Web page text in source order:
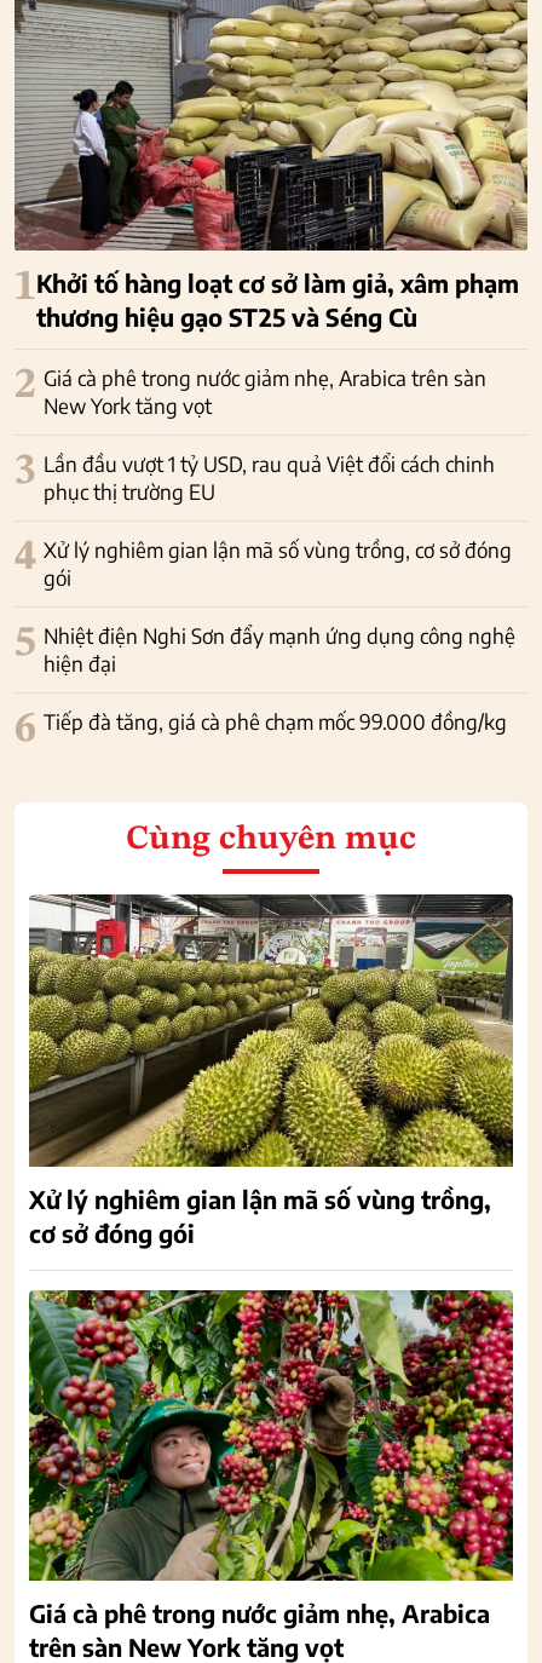
1Khởi tố hàng loạt cơ sở làm giả, xâm phạm
thương hiệu gạo ST25 và Séng Cù
2 Giá cà phê trong nước giảm nhẹ, Arabica trên sàn
New York tăng vọt
3 Lần đầu vượt 1 tỷ USD, rau quả Việt đổi cách chinh
phục thị trường EU
4 Xử lý nghiêm gian lận mã số vùng trồng, cơ sở đóng
gói
5 Nhiệt điện Nghi Sơn đẩy mạnh ứng dụng công nghệ
hiện đại
6 Tiếp đà tăng, giá cà phê chạm mốc 99.000 đồng/kg
Cùng chuyên mục
Xử lý nghiêm gian lận mã số vùng trồng,
cơ sở đóng gói
Giá cà phê trong nước giảm nhẹ, Arabica
trên sàn New York tăng vọt